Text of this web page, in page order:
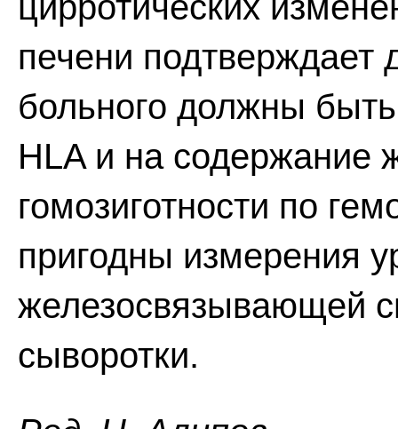
печени подтверждает
больного должны
HLA и на содержание
гомозиготности по
пригодны измерения
железосвязывающей
сыворотки.